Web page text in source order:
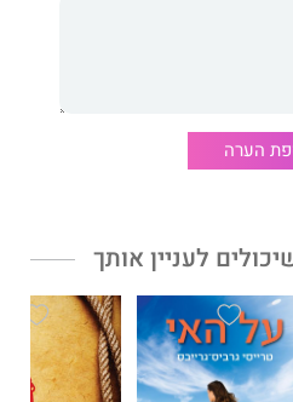
הערה
לעניין אותך